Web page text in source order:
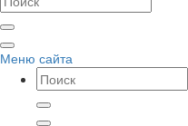
Меню сайта